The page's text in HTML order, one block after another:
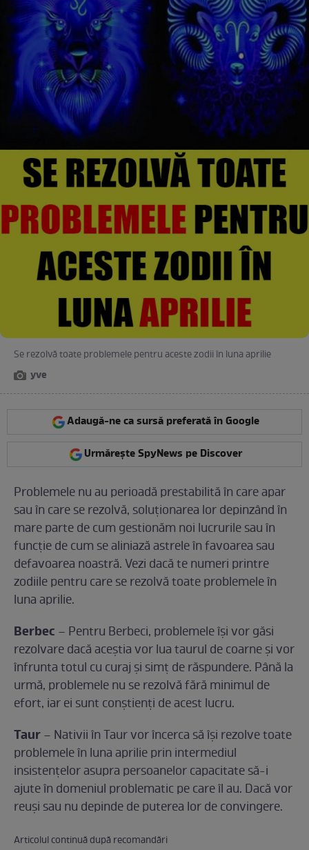
Se rezolvă toate problemele pentru aceste zodii în luna aprilie
yve
Adaugă-ne ca sursă preferată în Google
Urmărește SpyNews pe Discover
Problemele nu au perioadă prestabilită în care apar
sau în care se rezolvă, soluționarea lor depinzând în
mare parte de cum gestionăm noi lucrurile sau în
funcție de cum se aliniază astrele în favoarea sau
defavoarea noastră. Vezi dacă te numeri printre
zodiile pentru care se rezolvă toate problemele în
luna aprilie.
Berbec – Pentru Berbeci, problemele își vor găsi
rezolvare dacă aceștia vor lua taurul de coarne și vor
înfrunta totul cu curaj și simț de răspundere. Până la
urmă, problemele nu se rezolvă fără minimul de
efort, iar ei sunt conștienți de acest lucru.
Taur– Nativii în Taur vor încerca să își rezolve toate
problemele în luna aprilie prin intermediul
insistențelor asupra persoanelor capacitate să-i
ajute în domeniul problematic pe care îl au. Dacă vor
reuși sau nu depinde de puterea lor de convingere.
Articolul continuă după recomandări